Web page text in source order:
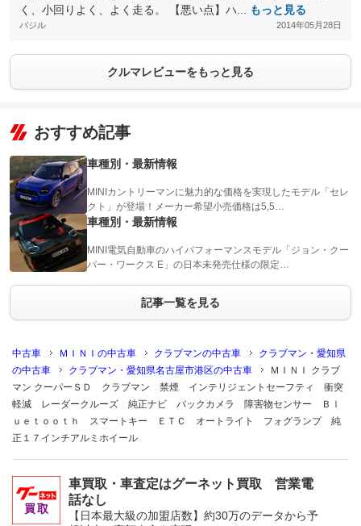
く、小回りよく、よく走る。 【悪い点】ハ...
もっと見る
バジル 2014年05月28日
クルマレビューをもっと見る
おすすめ記事
車種別・最新情報
MINIカントリーマンに魅力的な価格を実現したモデル「セレ
クト」が登場！メーカー希望小売価格は5,5…
車種別・最新情報
MINI電気自動車のハイパフォーマンスモデル「ジョン・クー
パー・ワークス E」の日本未発売仕様の限定…
記事一覧を見る
中古車 ＭＩＮＩの中古車 クラブマンの中古車
クラブマン・愛知県
の中古車
クラブマン・愛知県名古屋市港区の中古車
ＭＩＮＩ クラブ
マン クーパーＳＤ クラブマン 禁煙 インテリジェントセーフティ 衝突
軽減 レーダークルーズ 純正ナビ バックカメラ 障害物センサー Ｂｌ
ｕｅｔｏｏｔｈ スマートキー ＥＴＣ オートライト フォグランプ 純
正１７インチアルミホイール
車買取・車査定はグーネット買取 営業電
話なし
【日本最大級の加盟店数】約30万のデータから予